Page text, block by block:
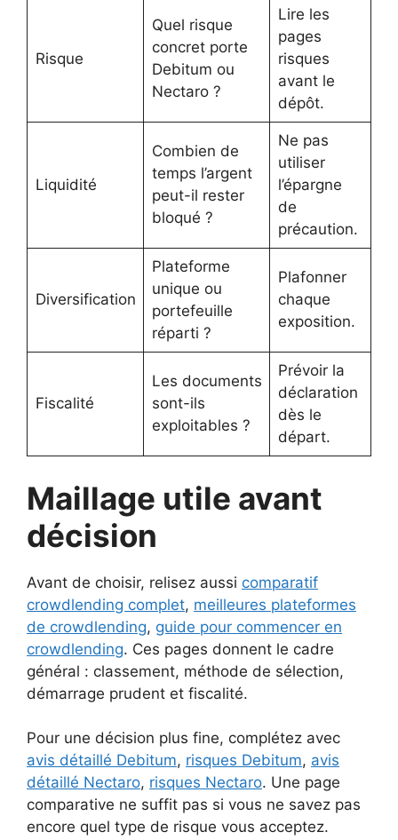
Risque
Quel risque
concret porte
Debitum ou
Nectaro ?
Lire les
pages
risques
avant le
dépôt.
Liquidité
Combien de
temps l’argent
peut-il rester
bloqué ?
Ne pas
utiliser
l’épargne
de
précaution.
Diversification
Plateforme
unique ou
portefeuille
réparti ?
Plafonner
chaque
exposition.
Fiscalité
Les documents
sont-ils
exploitables ?
Prévoir la
déclaration
dès le
départ.
Maillage utile avant
décision
Avant de choisir, relisez aussi comparatif
crowdlending complet, meilleures plateformes
de crowdlending, guide pour commencer en
crowdlending. Ces pages donnent le cadre
général : classement, méthode de sélection,
démarrage prudent et fiscalité.
Pour une décision plus fine, complétez avec
avis détaillé Debitum, risques Debitum, avis
détaillé Nectaro, risques Nectaro. Une page
comparative ne suffit pas si vous ne savez pas
encore quel type de risque vous acceptez.